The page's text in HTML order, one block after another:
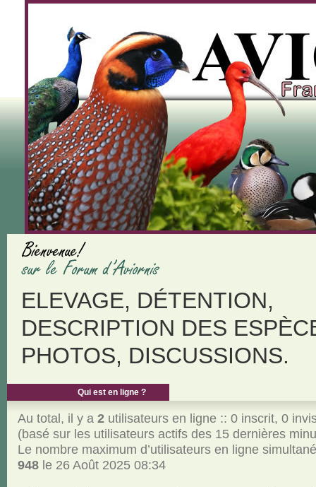
ELEVAGE, DÉTENTION,
DESCRIPTION DES
PHOTOS, DISCUSSIONS.
Qui est en ligne ?
Au total, il y a 2utilisateurs en ligne :: 0 inscrit, 0
(basé sur les utilisateurs actifs des 15 dernières
Le nombre maximum d’utilisateurs en ligne
948le 26 Août 2025 08:34